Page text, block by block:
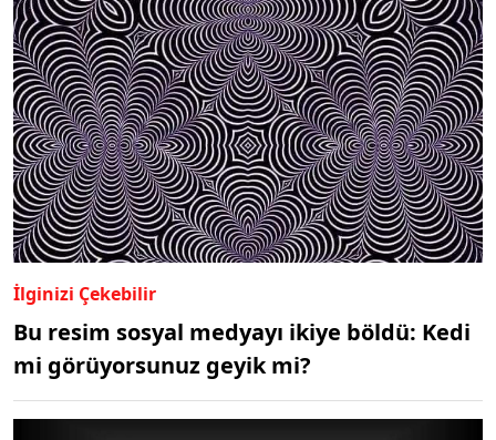
İlginizi Çekebilir
Bu resim sosyal medyayı ikiye böldü: Kedi
mi görüyorsunuz geyik mi?